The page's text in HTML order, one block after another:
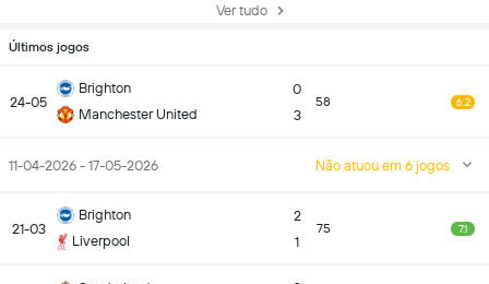
Ver tudo
Últimos jogos
24-05
Brighton
Manchester United
0
3
58 6.2
11-04-2026 - 17-05-2026 Não atuou em 6 jogos
21-03
Brighton
Liverpool
2
1
75 7.1